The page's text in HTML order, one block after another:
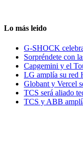
Lo más leido
G-SHOCK
Sorpréndete con
Capgemini y el
LG amplía su red
Globant y Vercel
TCS será aliado
TCS y ABB